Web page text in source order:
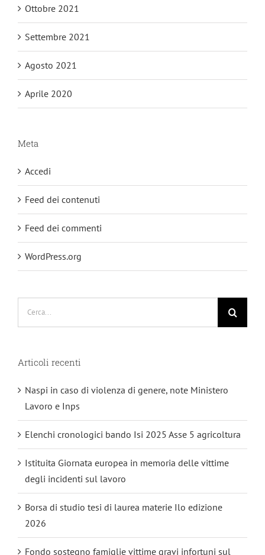
Ottobre 2021
Settembre 2021
Agosto 2021
Aprile 2020
Meta
Accedi
Feed dei contenuti
Feed dei commenti
WordPress.org
Articoli recenti
Naspi in caso di violenza di genere, note Ministero
Lavoro e Inps
Elenchi cronologici bando Isi 2025 Asse 5 agricoltura
Istituita Giornata europea in memoria delle vittime
degli incidenti sul lavoro
Borsa di studio tesi di laurea materie Ilo edizione
2026
Fondo sostegno famiglie vittime gravi infortuni sul